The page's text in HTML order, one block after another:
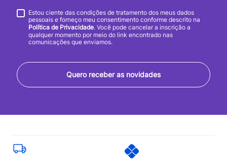
Quero receber as novidades
Estou ciente das condições de tratamento dos meus dados
pessoais e forneço meu consentimento conforme descrito na
Política de Privacidade. Você pode cancelar a inscrição a
qualquer momento por meio do link encontrado nas
comunicações que enviamos.